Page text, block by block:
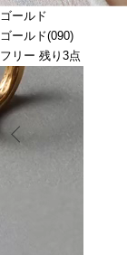
ゴールド
ゴールド(090)
フリー 残り3点